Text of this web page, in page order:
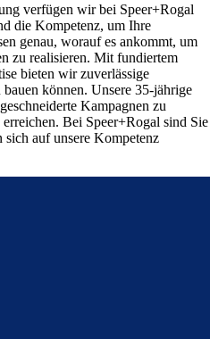
verfügen wir bei Speer+Rogal
die Kompetenz, um Ihre
genau, worauf es ankommt, um
zu realisieren. Mit fundiertem
bieten wir zuverlässige
können. Unsere 35-jährige
Kampagnen zu
Bei Speer+Rogal sind Sie
auf unsere Kompetenz